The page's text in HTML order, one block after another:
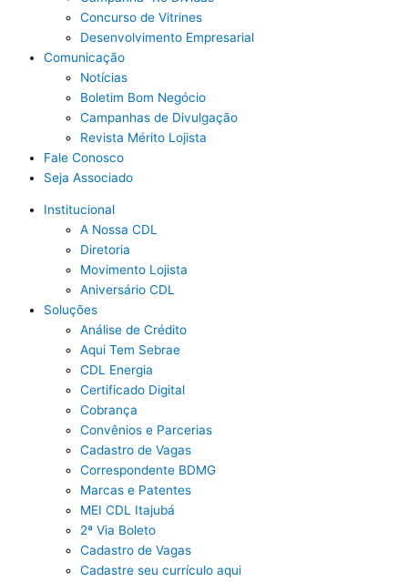
Concurso de Vitrines
Desenvolvimento Empresarial
Comunicação
Notícias
Boletim Bom Negócio
Campanhas de Divulgação
Revista Mérito Lojista
Fale Conosco
Seja Associado
Institucional
A Nossa CDL
Diretoria
Movimento Lojista
Aniversário CDL
Soluções
Análise de Crédito
Aqui Tem Sebrae
CDL Energia
Certificado Digital
Cobrança
Convênios e Parcerias
Cadastro de Vagas
Correspondente BDMG
Marcas e Patentes
MEI CDL Itajubá
2ª Via Boleto
Cadastro de Vagas
Cadastre seu currículo aqui